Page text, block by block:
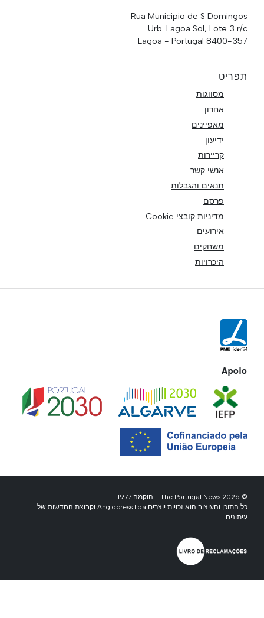
Rua Municipio de S Domingos
Urb. Lagoa Sol, Lote 3 r/c
8400-357 Lagoa - Portugal
תפריט
מסווגות
אחרון
מאפיינים
ידיעון
קריירות
אנשי קשר
תנאים והגבלות
פרסם
מדיניות קובצי Cookie
אירועים
משחקים
היכרויות
Apoio
© 2026 The Portugal News - הוקמה 1977
כל התוכן והעיצוב הוא זכויות יוצרים Anglopress Lda וקבוצת החדשות של
עיתונים